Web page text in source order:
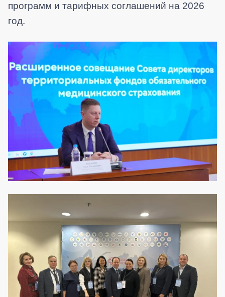
программ и тарифных соглашений на 2026
год.